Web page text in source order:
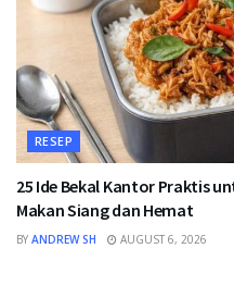
RESEP
25 Ide Bekal Kantor Praktis
Makan Siang dan Hemat
BY ANDREW SH AUGUST 6, 2026